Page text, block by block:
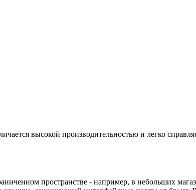
высокой производительностью и легко
пространстве - например, в небольших